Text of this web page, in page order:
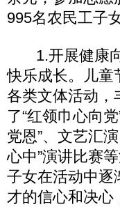
995名农民工子
1.开展健康向
快乐成长。儿童
各类文体活动，
了“红领巾心向
党恩”、文艺汇
心中”演讲比赛
子女在活动中逐
才的信心和决心